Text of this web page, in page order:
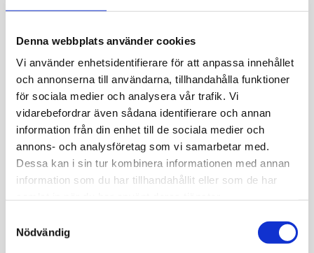
Denna webbplats använder cookies
Vi använder enhetsidentifierare för att anpassa innehållet
och annonserna till användarna, tillhandahålla funktioner
för sociala medier och analysera vår trafik. Vi
vidarebefordrar även sådana identifierare och annan
information från din enhet till de sociala medier och
annons- och analysföretag som vi samarbetar med.
Dessa kan i sin tur kombinera informationen med annan
information som du har tillhandahållit eller som de har
Nödvändig
Med livslånga vitamin B12-injektioner, eftersom tarmen
Vad händer om den inte behandlas?
Utan behandling kan perniciös anemi leda till svår
blodbrist, irreversibla nervskador och i värsta fall
livshotande komplikationer.
Är sjukdomen ärftlig?
Inte direkt, men det finns en ärftlig benägenhet att